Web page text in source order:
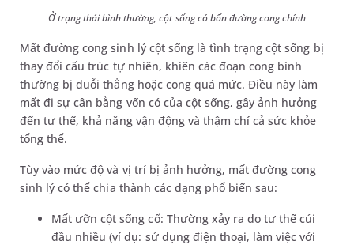
Ở trạng thái bình thường, cột sống có bốn đường cong chính
Mất đường cong sinh lý cột sống là tình trạng cột sống bị
thay đổi cấu trúc tự nhiên, khiến các đoạn cong bình
thường bị duỗi thẳng hoặc cong quá mức. Điều này làm
mất đi sự cân bằng vốn có của cột sống, gây ảnh hưởng
đến tư thế, khả năng vận động và thậm chí cả sức khỏe
tổng thể.
Tùy vào mức độ và vị trí bị ảnh hưởng, mất đường cong
sinh lý có thể chia thành các dạng phổ biến sau:
Mất ưỡn cột sống cổ: Thường xảy ra do tư thế cúi
đầu nhiều (ví dụ: sử dụng điện thoại, làm việc với